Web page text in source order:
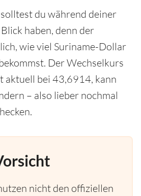
du während deiner
haben, denn der
wie viel Suriname-Dollar
Der Wechselkurs
aktuell bei 43,6914, kann
– also lieber nochmal
nicht den offiziellen